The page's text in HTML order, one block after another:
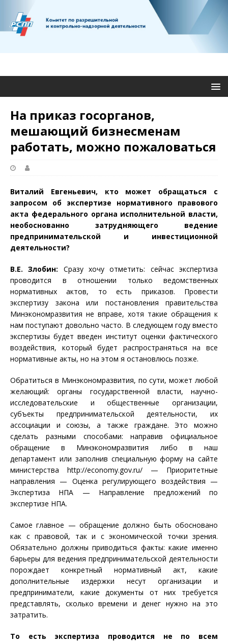
На приказ госорганов,
мешающий бизнесменам
работать, можно пожаловаться
Виталий Евгеньевич, кто может обращаться с
запросом об экспертизе нормативного правового
акта федерального органа исполнительной власти,
необоснованно затрудняющего ведение
предпринимательской и инвестиционной
деятельности?
В.Е. Злобин: Сразу хочу отметить: сейчас экспертиза
проводится в отношении только ведомственных
нормативных актов, то есть приказов. Провести
экспертизу закона или постановления правительства
Минэкономразвития не вправе, хотя такие обращения к
нам поступают довольно часто. В следующем году вместо
экспертизы будет введен институт оценки фактического
воздействия, который будет распространяться на все
нормативные акты, но на этом я остановлюсь позже.
Обратиться в Минэкономразвития, по сути, может любой
желающий: органы государственной власти, научно-
исследовательские и общественные организации,
субъекты предпринимательской деятельности, их
ассоциации и союзы, а также граждане. Это можно
сделать разными способами: направив официальное
обращение в Минэкономразвития либо в наш
департамент или заполнив специальную форму на сайте
министерства http://economy.gov.ru/ — Приоритетные
направления — Оценка регулирующего воздействия —
Экспертиза НПА — Направление предложений по
экспертизе НПА.
Самое главное — обращение должно быть обосновано
как с правовой, так и с экономической точки зрения.
Обязательно должны приводиться факты: какие именно
барьеры для ведения предпринимательской деятельности
порождает конкретный нормативный акт, какие
дополнительные издержки несут организации и
предприниматели, какие документы от них требуется
представлять, сколько времени и денег нужно на это
затратить.
То есть экспертиза проводится не по всем